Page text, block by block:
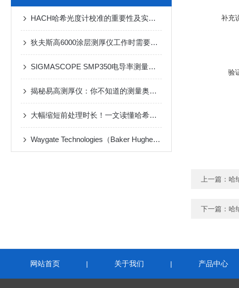
HACH哈希光度计校准的重要性及实施步骤
狄夫斯高6000涂层测厚仪工作时需要遵守哪些要求
SIGMASCOPE SMP350电导率测量仪器测定非铁金属的电导率
揭秘易高测厚仪：你不知道的测量奥秘！
大幅缩短前处理时长！一文读懂哈希消解器石墨高温消解原理
Waygate Technologies（Baker Hughes旗下）便携式超声波检测仪
补充
验
上一篇： 哈
下一篇： 哈
网站首页 | 关于我们 | 产品中心